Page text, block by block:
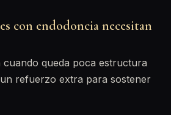
con endodoncia necesitan
queda poca estructura
refuerzo extra para sostener